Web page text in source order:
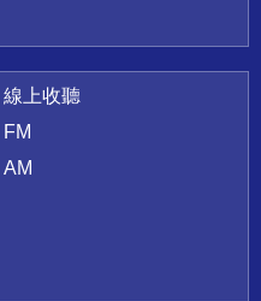
線上收聽
FM
AM